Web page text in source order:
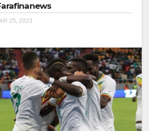
25, 2023